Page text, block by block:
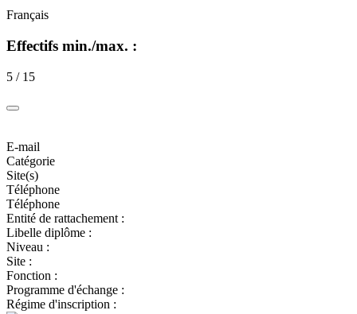
Français
Effectifs min./max. :
5 / 15
E-mail
Catégorie
Site(s)
Téléphone
Téléphone
Entité de rattachement :
Libelle diplôme :
Niveau :
Site :
Fonction :
Programme d'échange :
Régime d'inscription :